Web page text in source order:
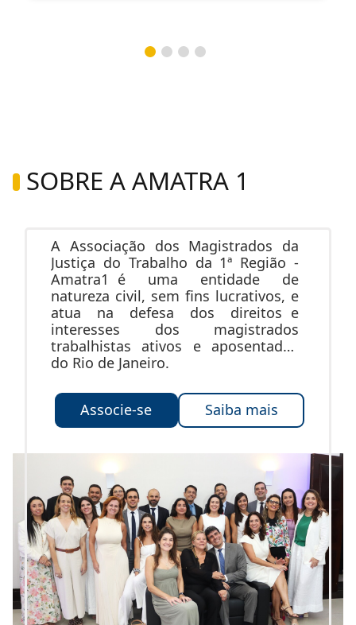
SOBRE A AMATRA 1
A Associação dos Magistrados da
Justiça do Trabalho da 1ª Região -
Amatra1 é uma entidade de
natureza civil, sem fins lucrativos, e
atua na defesa dos direitos e
interesses dos magistrados
trabalhistas ativos e aposentados
do Rio de Janeiro.
Associe-se Saiba mais